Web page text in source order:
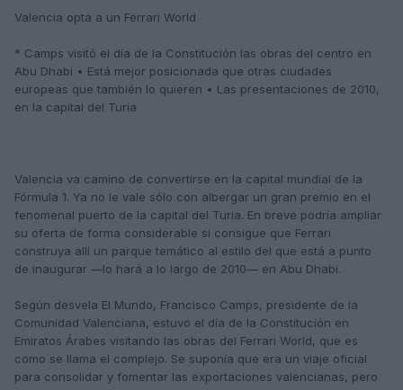
Valencia opta a un Ferrari World
* Camps visitó el día de la Constitución las obras del centro en
Abu Dhabi • Está mejor posicionada que otras ciudades
europeas que también lo quieren • Las presentaciones de 2010,
en la capital del Turia
Valencia va camino de convertirse en la capital mundial de la
Fórmula 1. Ya no le vale sólo con albergar un gran premio en el
fenomenal puerto de la capital del Turia. En breve podría ampliar
su oferta de forma considerable si consigue que Ferrari
construya allí un parque temático al estilo del que está a punto
de inaugurar —lo hará a lo largo de 2010— en Abu Dhabi.
Según desvela El Mundo, Francisco Camps, presidente de la
Comunidad Valenciana, estuvo el día de la Constitución en
Emiratos Árabes visitando las obras del Ferrari World, que es
como se llama el complejo. Se suponía que era un viaje oficial
para consolidar y fomentar las exportaciones valencianas, pero